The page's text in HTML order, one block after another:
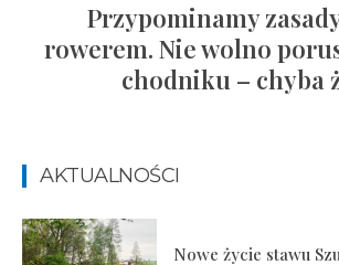
Przypominamy
rowerem. Nie wolno
chodniku – chyba
AKTUALNOŚCI
Nowe życie stawu